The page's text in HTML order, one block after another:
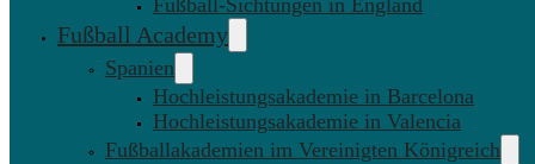
Fußball Academy
Spanien
Hochleistungsakademie in Barcelona
Hochleistungsakademie in Valencia
Fußballakademien im Vereinigten Königreich